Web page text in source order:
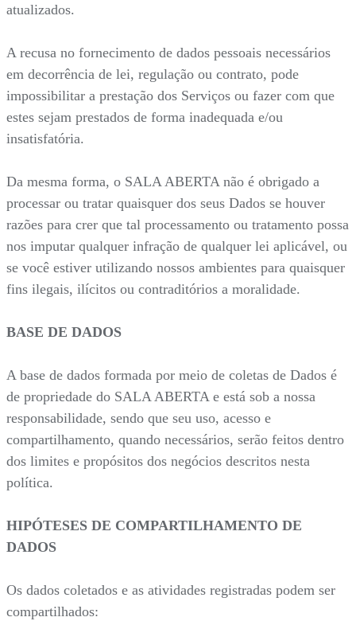
atualizados.
A recusa no fornecimento de dados pessoais necessários
em decorrência de lei, regulação ou contrato, pode
impossibilitar a prestação dos Serviços ou fazer com que
estes sejam prestados de forma inadequada e/ou
insatisfatória.
Da mesma forma, o SALA ABERTA não é obrigado a
processar ou tratar quaisquer dos seus Dados se houver
razões para crer que tal processamento ou tratamento possa
nos imputar qualquer infração de qualquer lei aplicável, ou
se você estiver utilizando nossos ambientes para quaisquer
fins ilegais, ilícitos ou contraditórios a moralidade.
BASE DE DADOS
A base de dados formada por meio de coletas de Dados é
de propriedade do SALA ABERTA e está sob a nossa
responsabilidade, sendo que seu uso, acesso e
compartilhamento, quando necessários, serão feitos dentro
dos limites e propósitos dos negócios descritos nesta
política.
HIPÓTESES DE COMPARTILHAMENTO DE
DADOS
Os dados coletados e as atividades registradas podem ser
compartilhados: